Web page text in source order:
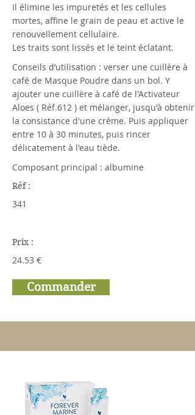
Il élimine les impuretés et les cellules
mortes, affine le grain de peau et active le
renouvellement cellulaire.
Les traits sont lissés et le teint éclatant.
Conseils d’utilisation : verser une cuillère à
café de Masque Poudre dans un bol. Y
ajouter une cuillère à café de l'Activateur
Aloes ( Réf.612 ) et mélanger, jusqu'à obtenir
la consistance d'une crème. Puis appliquer
entre 10 à 30 minutes, puis rincer
délicatement à l'eau tiède.
Composant principal : albumine
Réf :
341
Prix :
24.53 €
Commander